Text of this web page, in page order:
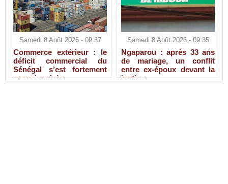
Samedi 8 Août 2026 - 09:37
Commerce extérieur : le
déficit commercial du
Sénégal s’est fortement
creusé en juin
Samedi 8 Août 2026 - 09:35
Ngaparou : après 33 ans
de mariage, un conflit
entre ex-époux devant la
justice